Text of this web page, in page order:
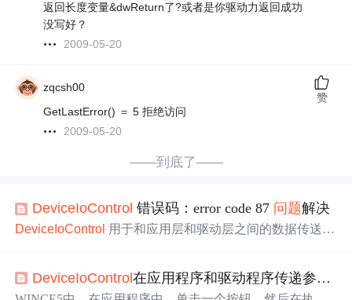
返回长度变量&dwReturn了?或者是你驱动力返回成功
没写好？
2009-05-20
zqcsh00
GetLastError() ＝ 5 拒绝访问
2009-05-20
赞
——到底了——
DeviceIoControl 错误码：error code 87 问题解决
Device IoControl 用于和应用层和驱动层之间的数据传送。
使用返回值总是FALSE，使用GetLastError获得错误码为87
这个错误码对应的错误是：参数不正确。可是应用层的参
DeviceIoControl在应用程序和驱动程序传递参数的